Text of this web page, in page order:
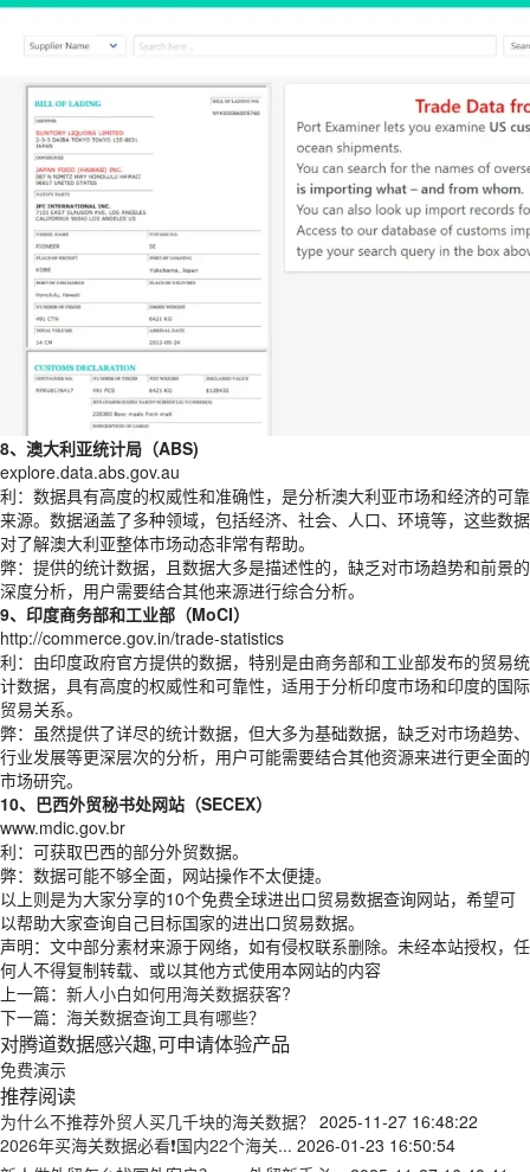
8、澳大利亚统计局（ABS)
explore.data.abs.gov.au
利：数据具有高度的权威性和准确性，是分析澳大利亚市场和经济的可靠
来源。数据涵盖了多种领域，包括经济、社会、人口、环境等，这些数据
对了解澳大利亚整体市场动态非常有帮助。
弊：提供的统计数据，且数据大多是描述性的，缺乏对市场趋势和前景的
深度分析，用户需要结合其他来源进行综合分析。
9、印度商务部和工业部（MoCI）
http://commerce.gov.in/trade-statistics
利：由印度政府官方提供的数据，特别是由商务部和工业部发布的贸易统
计数据，具有高度的权威性和可靠性，适用于分析印度市场和印度的国际
贸易关系。
弊：虽然提供了详尽的统计数据，但大多为基础数据，缺乏对市场趋势、
行业发展等更深层次的分析，用户可能需要结合其他资源来进行更全面的
市场研究。
10、巴西外贸秘书处网站（SECEX）
www.mdic.gov.br
利：可获取巴西的部分外贸数据。
弊：数据可能不够全面，网站操作不太便捷。
以上则是为大家分享的10个免费全球进出口贸易数据查询网站，希望可
以帮助大家查询自己目标国家的进出口贸易数据。
声明：文中部分素材来源于网络，如有侵权联系删除。未经本站授权，任
何人不得复制转载、或以其他方式使用本网站的内容
上一篇： 新人小白如何用海关数据获客?
下一篇： 海关数据查询工具有哪些？
对腾道数据感兴趣,可申请体验产品
免费演示
推荐阅读
为什么不推荐外贸人买几千块的海关数据？ 2025-11-27 16:48:22
2026年买海关数据必看❗国内22个海关... 2026-01-23 16:50:54